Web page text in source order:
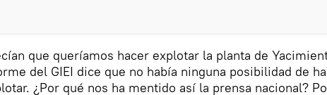
que queríamos hacer explotar la planta de
del GIEI dice que no había ninguna posibilidad de
¿Por qué nos ha mentido así la prensa nacional?